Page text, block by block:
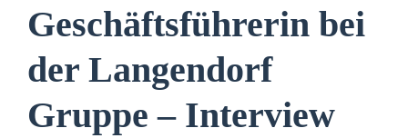
Geschäftsführerin bei
der Langendorf
Gruppe – Interview